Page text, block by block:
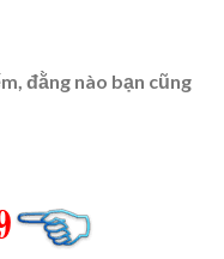
đằng nào bạn cũng